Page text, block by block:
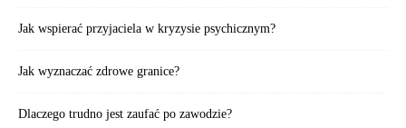
Jak wspierać przyjaciela w kryzysie psychicznym?
Jak wyznaczać zdrowe granice?
Dlaczego trudno jest zaufać po zawodzie?